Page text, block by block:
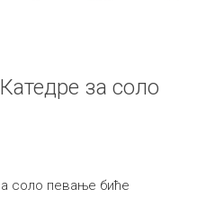
за соло
соло певање биће